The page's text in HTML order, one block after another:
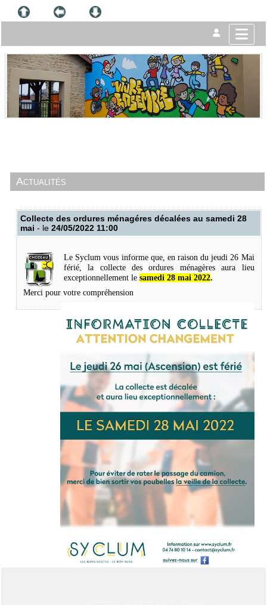
Actualités
Collecte des ordures ménagéres décalées au samedi 28
mai - le 24/05/2022 11:00
Le Syclum vous informe que, en raison du jeudi 26 Mai
férié, la collecte des ordures ménagères aura lieu
exceptionnellement le samedi 28 mai 2022.
Merci pour votre compréhension